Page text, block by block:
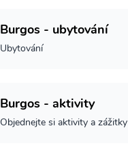
Burgos - ubytování
Ubytování
Burgos - aktivity
Objednejte si aktivity a zážitky